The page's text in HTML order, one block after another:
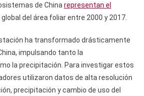
de Chinarepresentan el
del área foliar entre 2000 y 2017.
ha transformado drásticamente
impulsando tanto la
la precipitación. Para investigar estos
utilizaron datos de alta resolución
precipitación y cambio de uso del